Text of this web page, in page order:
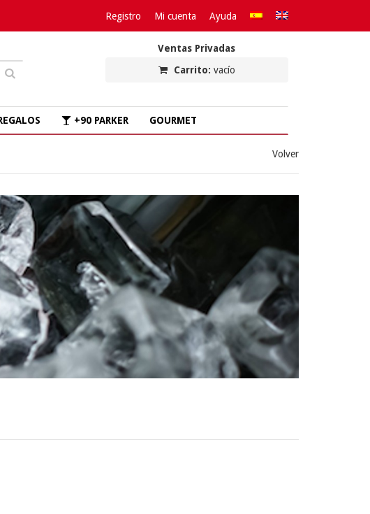
Registro Mi cuenta Ayuda
Ventas Privadas
Carrito: vacío
+90 PARKER GOURMET
Volver